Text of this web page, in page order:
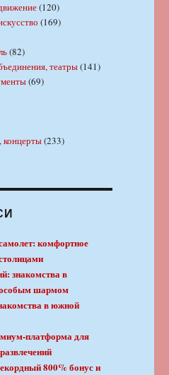
(120)
(169)
(82)
театры(141)
(69)
концерты(233)
комфортное
знакомства в
особым шармом
в южной
платформа для
800% бонус и